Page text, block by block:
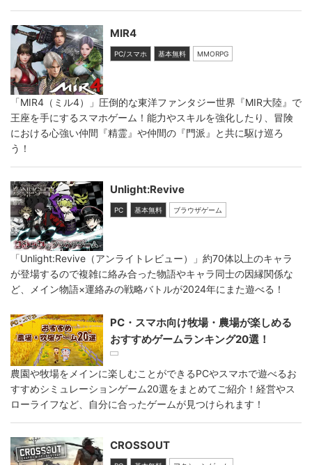
MIR4
PC/スマホ 基本無料 MMORPG
「MIR4（ミル4）」圧倒的な東洋ファンタジー世界『MIR大陸』で
王座を手にするスマホゲーム！能力やスキルを強化したり、冒険
における心強い仲間『精霊』や仲間の『門派』と共に駆け巡ろ
う！
Unlight:Revive
PC 基本無料 ブラウザゲーム
「Unlight:Revive（アンライトレビュー）」約70体以上のキャラ
が登場するので複雑に絡み合った物語やキャラ同士の因縁関係な
ど、メイン物語×運絡みの戦略バトルが2024年にまた遊べる！
PC・スマホ向け牧場・農場が楽しめる
おすすめゲームランキング20選！
農園や牧場をメインに楽しむことができるPCやスマホで遊べるお
すすめシミュレーションゲーム20選をまとめてご紹介！経営やス
ローライフなど、自分に合ったゲームが見つけられます！
CROSSOUT